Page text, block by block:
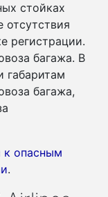
стойках
отсутствия
регистрации.
багажа. В
габаритам
багажа,
к опасным
.